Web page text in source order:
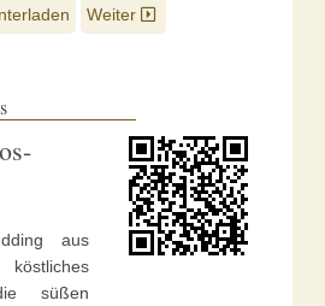
Weiter
aus
süßen